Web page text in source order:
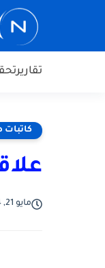
تقارير
مايو 21, 2014